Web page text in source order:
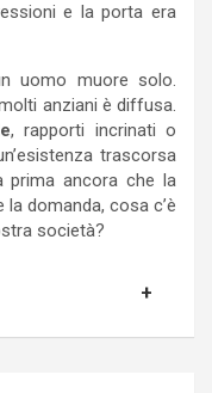
e la porta era
uomo muore solo.
anziani è diffusa.
, rapporti incrinati o
trascorsa
prima ancora che la
domanda, cosa c’è
società?